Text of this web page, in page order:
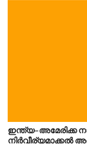
ഇന്ത്യ–അമേരിക്ക
നിർവീര്യമാക്കൽ